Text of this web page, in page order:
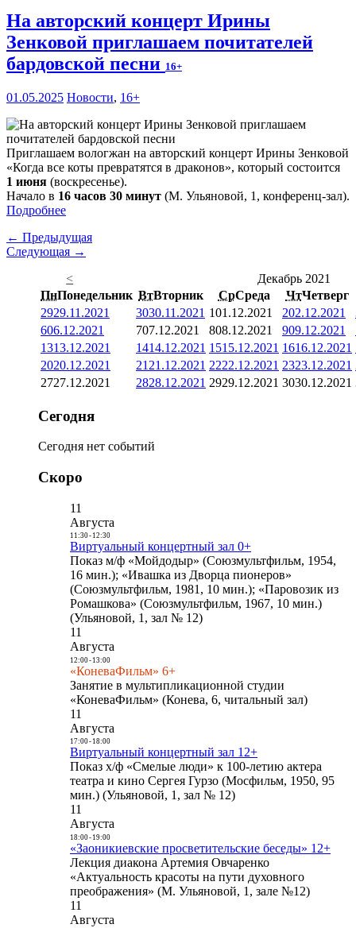
На авторский концерт Ирины
Зенковой приглашаем почитателей
бардовской песни 16+
01.05.2025 Новости, 16+
Приглашаем вологжан на авторский концерт Ирины Зенковой
«Когда все коты превратятся в драконов», который состоится
1 июня (воскресенье).
Начало в 16 часов 30 минут (М. Ульяновой, 1, конференц-зал).
Подробнее
← Предыдущая
Следующая →
<
Декабрь 2021
ПнПонедельник ВтВторник СрСреда ЧтЧетверг
2929.11.2021 3030.11.2021 101.12.2021 202.12.2021
606.12.2021 707.12.2021 808.12.2021 909.12.2021
1313.12.2021 1414.12.2021 1515.12.2021 1616.12.2021
2020.12.2021 21 21.12.2021 2222.12.2021 2323.12.2021
2727.12.2021 2828.12.2021 2929.12.2021 3030.12.2021
Сегодня
Сегодня нет событий
Скоро
11
Августа
11:30- 12:30
Виртуальный концертный зал 0+
Показ м/ф «Мойдодыр» (Союзмультфильм, 1954,
16 мин.); «Ивашка из Дворца пионеров»
(Союзмультфильм, 1981, 10 мин.); «Паровозик из
Ромашкова» (Союзмультфильм, 1967, 10 мин.)
(Ульяновой, 1, зал № 12)
11
Августа
12:00- 13:00
«КоневаФильм» 6+
Занятие в мультипликационной студии
«КоневаФильм» (Конева, 6, читальный зал)
11
Августа
17:00- 18:00
Виртуальный концертный зал 12+
Показ х/ф «Смелые люди» к 100-летию актера
театра и кино Сергея Гурзо (Мосфильм, 1950, 95
мин.) (Ульяновой, 1, зал № 12)
11
Августа
18:00- 19:00
«Заоникиевские просветительские беседы» 12+
Лекция диакона Артемия Овчаренко
«Актуальность красоты на пути духовного
преображения» (М. Ульяновой, 1, зале №12)
11
Августа